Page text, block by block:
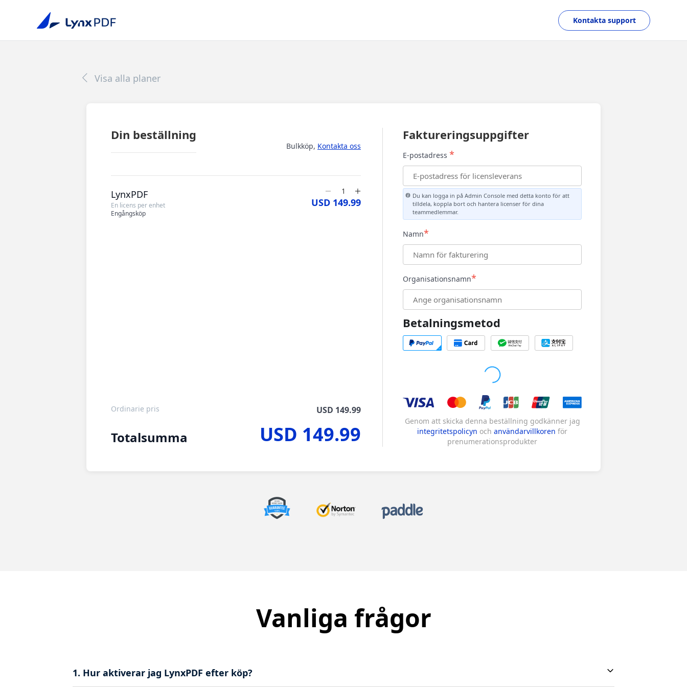
Kontakta support
Visa alla planer
Din beställning
Bulkköp, Kontakta oss
LynxPDF
En licens per enhet
Engångsköp
USD 149.99
Ordinarie pris
Totalsumma
USD 149.99
USD 149.99
Faktureringsuppgifter
E-postadress *
Du kan logga in på Admin Console med detta konto för att
tilldela, koppla bort och hantera licenser för dina
teammedlemmar.
Namn*
Organisationsnamn*
Betalningsmetod
Genom att skicka denna beställning godkänner jag
integritetspolicyn ochanvändarvillkoren för
prenumerationsprodukter
Vanliga frågor
1. Hur aktiverar jag LynxPDF efter köp?